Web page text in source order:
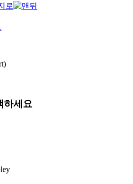
하세요